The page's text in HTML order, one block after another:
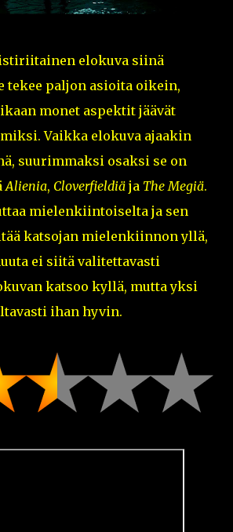
elokuva siinä
tekee paljon asioita oikein,
monet aspektit jäävät
Vaikka elokuva ajaakin
suurimmaksi osaksi se on
Alienia, Cloverfieldiä ja The Megiä.
mielenkiintoiselta ja sen
katsojan mielenkiinnon yllä,
ei siitä valitettavasti
katsoo kyllä, mutta yksi
ihan hyvin.